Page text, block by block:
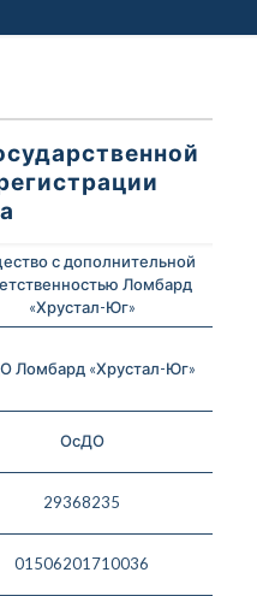
с дополнительной
Ломбард
«Хрустал-Юг»
Ломбард «Хрустал-Юг»
ОсДО
29368235
01506201710036